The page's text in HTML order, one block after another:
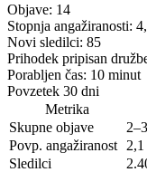
Objave: 14
Stopnja angažiranosti:
Novi sledilci: 85
Prihodek pripisan
Porabljen čas: 10 minut
Povzetek 30 dni
Metrika
Skupne objave
Povp. angažiranost
Sledilci